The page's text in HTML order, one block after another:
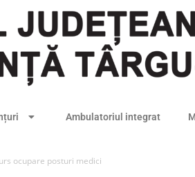
Ambulatoriul integrat
ocupare posturi medici